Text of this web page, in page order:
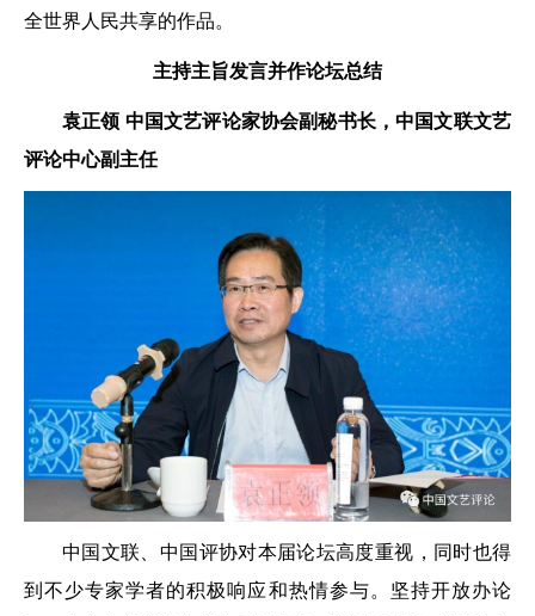
全世界人民共享的作品。
主持主旨发言并作论坛总结
袁正领 中国文艺评论家协会副秘书长，中国文联文艺
评论中心副主任
中国文联、中国评协对本届论坛高度重视，同时也得
到不少专家学者的积极响应和热情参与。坚持开放办论